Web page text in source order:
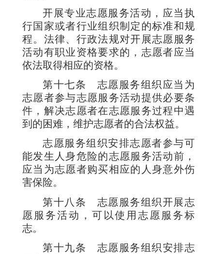
开展专业志愿服务活动，应当执
行国家或者行业组织制定的标准和规
程。法律、行政法规对开展志愿服务
活动有职业资格要求的，志愿者应当
依法取得相应的资格。
第十七条 志愿服务组织应当为
志愿者参与志愿服务活动提供必要条
件，解决志愿者在志愿服务过程中遇
到的困难，维护志愿者的合法权益。
志愿服务组织安排志愿者参与可
能发生人身危险的志愿服务活动前，
应当为志愿者购买相应的人身意外伤
害保险。
第十八条 志愿服务组织开展志
愿服务活动，可以使用志愿服务标
志。
第十九条 志愿服务组织安排志